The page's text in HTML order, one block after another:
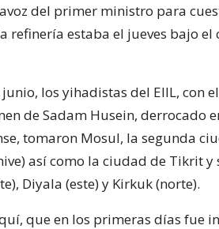
del primer ministro para
refinería estaba el jueves bajo
junio, los yihadistas del EIIL, con
de Sadam Husein, derrocado
tomaron Mosul, la segunda
así como la ciudad de Tikrit y
Diyala (este) y Kirkuk (norte).
que en los primeras días fue